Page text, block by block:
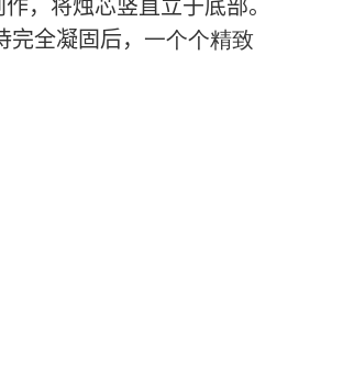
作，将烛芯竖直立于底部。
全凝固后， 一个个精致